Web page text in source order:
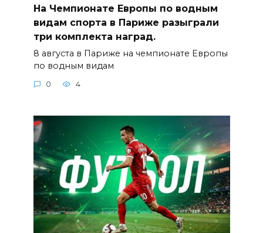
На Чемпионате Европы по водным
видам спорта в Париже разыграли
три комплекта наград.
8 августа в Париже на чемпионате Европы
по водным видам
0 4